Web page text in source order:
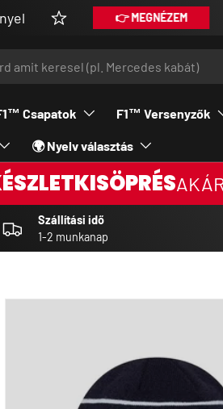
👉 MEGNÉZEM
Csapatok F1™ Versenyzők
🌍 Nyelv választás
Szállítási idő
1-2 munkanap